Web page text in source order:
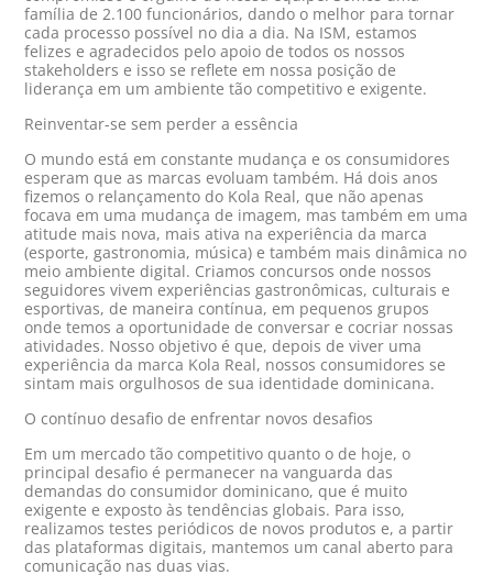
família de 2.100 funcionários, dando o melhor para tornar
cada processo possível no dia a dia. Na ISM, estamos
felizes e agradecidos pelo apoio de todos os nossos
stakeholders e isso se reflete em nossa posição de
liderança em um ambiente tão competitivo e exigente.
Reinventar-se sem perder a essência
O mundo está em constante mudança e os consumidores
esperam que as marcas evoluam também. Há dois anos
fizemos o relançamento do Kola Real, que não apenas
focava em uma mudança de imagem, mas também em uma
atitude mais nova, mais ativa na experiência da marca
(esporte, gastronomia, música) e também mais dinâmica no
meio ambiente digital. Criamos concursos onde nossos
seguidores vivem experiências gastronômicas, culturais e
esportivas, de maneira contínua, em pequenos grupos
onde temos a oportunidade de conversar e cocriar nossas
atividades. Nosso objetivo é que, depois de viver uma
experiência da marca Kola Real, nossos consumidores se
sintam mais orgulhosos de sua identidade dominicana.
O contínuo desafio de enfrentar novos desafios
Em um mercado tão competitivo quanto o de hoje, o
principal desafio é permanecer na vanguarda das
demandas do consumidor dominicano, que é muito
exigente e exposto às tendências globais. Para isso,
realizamos testes periódicos de novos produtos e, a partir
das plataformas digitais, mantemos um canal aberto para
comunicação nas duas vias.